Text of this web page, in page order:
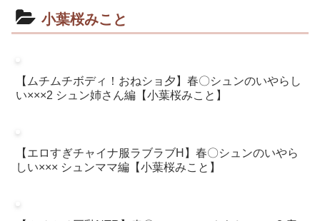
小葉桜みこと
【ムチムチボディ！おねショ夕】春〇シュンのいやらし
い×××2 シュン姉さん編【小葉桜みこと】
【エロすぎチャイナ服ラブラブH】春〇シュンのいやら
しい××× シュンママ編【小葉桜みこと】